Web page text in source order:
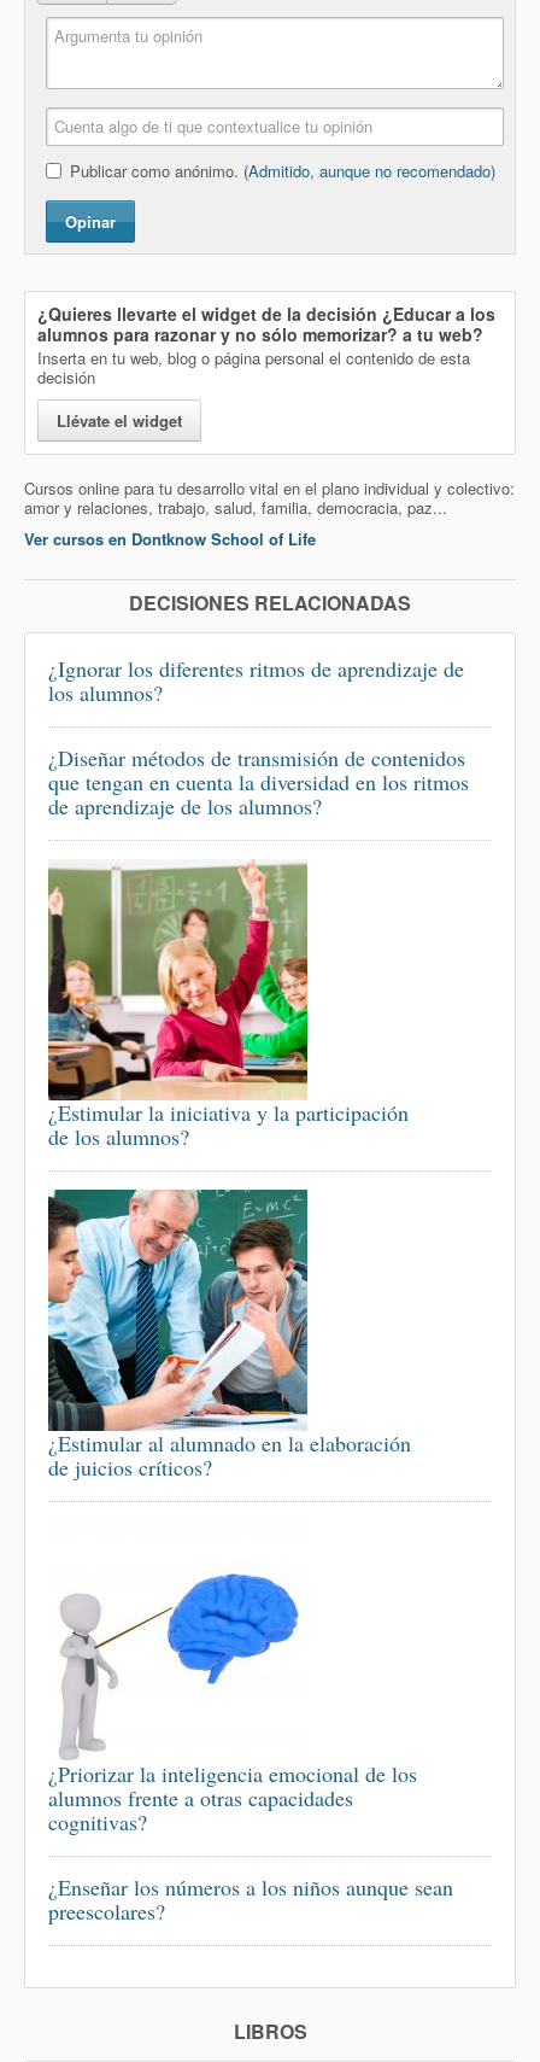
Publicar como anónimo. (Admitido, aunque no recomendado)
Opinar
¿Quieres llevarte el widget de la decisión ¿Educar a los
alumnos para razonar y no sólo memorizar? a tu web?
Inserta en tu web, blog o página personal el contenido de esta
decisión
Llévate el widget
Cursos online para tu desarrollo vital en el plano individual y colectivo:
amor y relaciones, trabajo, salud, familia, democracia, paz...
Ver cursos en Dontknow School of Life
DECISIONES RELACIONADAS
¿Ignorar los diferentes ritmos de aprendizaje de
los alumnos?
¿Diseñar métodos de transmisión de contenidos
que tengan en cuenta la diversidad en los ritmos
de aprendizaje de los alumnos?
¿Estimular la iniciativa y la participación
de los alumnos?
¿Estimular al alumnado en la elaboración
de juicios críticos?
¿Priorizar la inteligencia emocional de los
alumnos frente a otras capacidades
cognitivas?
¿Enseñar los números a los niños aunque sean
preescolares?
LIBROS